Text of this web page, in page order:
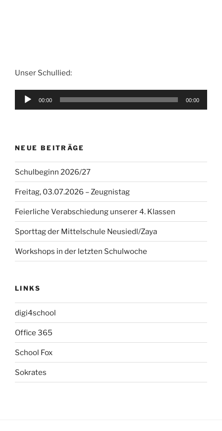
Unser Schullied:
Audio-
00:00 00:00
NEUE BEITRÄGE
Schulbeginn 2026/27
Freitag, 03.07.2026 – Zeugnistag
Feierliche Verabschiedung unserer 4. Klassen
Sporttag der Mittelschule Neusiedl/Zaya
Workshops in der letzten Schulwoche
LINKS
digi4school
Office 365
School Fox
Sokrates